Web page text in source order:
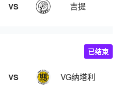
VS 吉提
VS VG纳塔利
已结束